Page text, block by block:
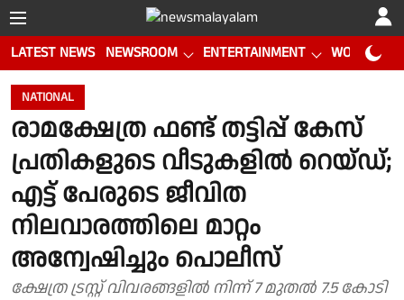
LATEST NEWS NEWSROOM ENTERTAINMENT WORLD CUP
NATIONAL
രാമക്ഷേത്ര ഫണ്ട് തട്ടിപ്പ് കേസ്
പ്രതികളുടെ വീടുകളില്‍ റെയ്ഡ്;
എട്ട് പേരുടെ ജീവിത
നിലവാരത്തിലെ മാറ്റം
അന്വേഷിച്ചും പൊലീസ്
ക്ഷേത്ര ട്രസ്റ്റ് വിവരങ്ങളില്‍ നിന്ന് 7 മുതല്‍ 7.5 കോടി